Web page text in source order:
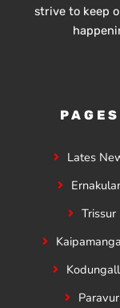
strive to keep
PAGES
Lates
Trissur
Paravur